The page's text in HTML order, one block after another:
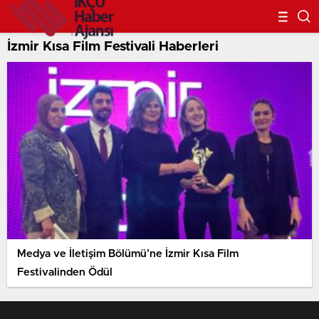
İzmir Kısa Film Festivali Haberleri
Medya ve İletişim Bölümü’ne İzmir Kısa Film
Festivalinden Ödül